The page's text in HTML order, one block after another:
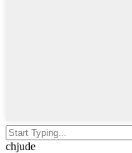
chjude